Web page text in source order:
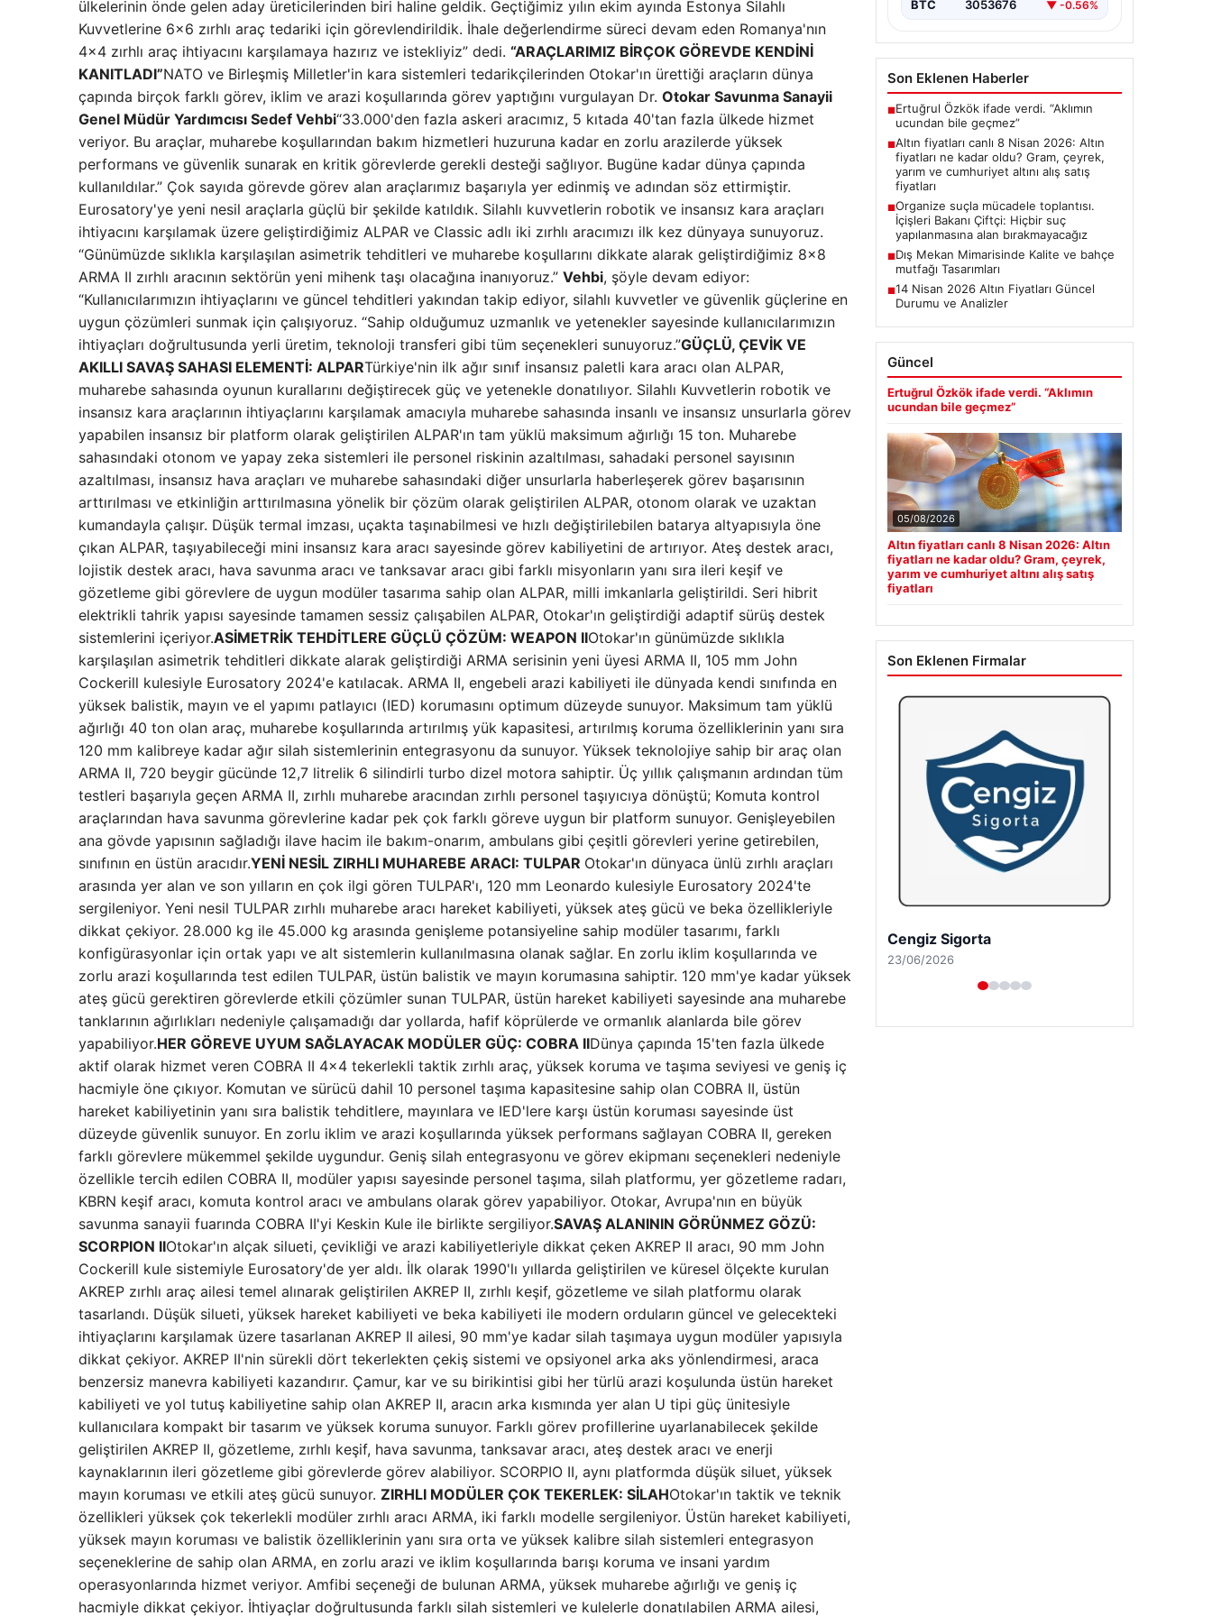
ülkelerinin önde gelen aday üreticilerinden biri haline geldik. Geçtiğimiz yılın ekim ayında Estonya Silahlı
Kuvvetlerine 6×6 zırhlı araç tedariki için görevlendirildik. İhale değerlendirme süreci devam eden Romanya'nın
4×4 zırhlı araç ihtiyacını karşılamaya hazırız ve istekliyiz” dedi. “ARAÇLARIMIZ BİRÇOK GÖREVDE KENDİNİ
KANITLADI”NATO ve Birleşmiş Milletler'in kara sistemleri tedarikçilerinden Otokar'ın ürettiği araçların dünya
çapında birçok farklı görev, iklim ve arazi koşullarında görev yaptığını vurgulayan Dr. Otokar Savunma Sanayii
Genel Müdür Yardımcısı Sedef Vehbi“33.000'den fazla askeri aracımız, 5 kıtada 40'tan fazla ülkede hizmet
veriyor. Bu araçlar, muharebe koşullarından bakım hizmetleri huzuruna kadar en zorlu arazilerde yüksek
performans ve güvenlik sunarak en kritik görevlerde gerekli desteği sağlıyor. Bugüne kadar dünya çapında
kullanıldılar.” Çok sayıda görevde görev alan araçlarımız başarıyla yer edinmiş ve adından söz ettirmiştir.
Eurosatory'ye yeni nesil araçlarla güçlü bir şekilde katıldık. Silahlı kuvvetlerin robotik ve insansız kara araçları
ihtiyacını karşılamak üzere geliştirdiğimiz ALPAR ve Classic adlı iki zırhlı aracımızı ilk kez dünyaya sunuyoruz.
“Günümüzde sıklıkla karşılaşılan asimetrik tehditleri ve muharebe koşullarını dikkate alarak geliştirdiğimiz 8×8
ARMA II zırhlı aracının sektörün yeni mihenk taşı olacağına inanıyoruz.” Vehbi, şöyle devam ediyor:
“Kullanıcılarımızın ihtiyaçlarını ve güncel tehditleri yakından takip ediyor, silahlı kuvvetler ve güvenlik güçlerine en
uygun çözümleri sunmak için çalışıyoruz. “Sahip olduğumuz uzmanlık ve yetenekler sayesinde kullanıcılarımızın
ihtiyaçları doğrultusunda yerli üretim, teknoloji transferi gibi tüm seçenekleri sunuyoruz.”GÜÇLÜ, ÇEVİK VE
AKILLI SAVAŞ SAHASI ELEMENTİ: ALPARTürkiye'nin ilk ağır sınıf insansız paletli kara aracı olan ALPAR,
muharebe sahasında oyunun kurallarını değiştirecek güç ve yetenekle donatılıyor. Silahlı Kuvvetlerin robotik ve
insansız kara araçlarının ihtiyaçlarını karşılamak amacıyla muharebe sahasında insanlı ve insansız unsurlarla görev
yapabilen insansız bir platform olarak geliştirilen ALPAR'ın tam yüklü maksimum ağırlığı 15 ton. Muharebe
sahasındaki otonom ve yapay zeka sistemleri ile personel riskinin azaltılması, sahadaki personel sayısının
azaltılması, insansız hava araçları ve muharebe sahasındaki diğer unsurlarla haberleşerek görev başarısının
arttırılması ve etkinliğin arttırılmasına yönelik bir çözüm olarak geliştirilen ALPAR, otonom olarak ve uzaktan
kumandayla çalışır. Düşük termal imzası, uçakta taşınabilmesi ve hızlı değiştirilebilen batarya altyapısıyla öne
çıkan ALPAR, taşıyabileceği mini insansız kara aracı sayesinde görev kabiliyetini de artırıyor. Ateş destek aracı,
lojistik destek aracı, hava savunma aracı ve tanksavar aracı gibi farklı misyonların yanı sıra ileri keşif ve
gözetleme gibi görevlere de uygun modüler tasarıma sahip olan ALPAR, milli imkanlarla geliştirildi. Seri hibrit
elektrikli tahrik yapısı sayesinde tamamen sessiz çalışabilen ALPAR, Otokar'ın geliştirdiği adaptif sürüş destek
sistemlerini içeriyor.ASİMETRİK TEHDİTLERE GÜÇLÜ ÇÖZÜM: WEAPON IIOtokar'ın günümüzde sıklıkla
karşılaşılan asimetrik tehditleri dikkate alarak geliştirdiği ARMA serisinin yeni üyesi ARMA II, 105 mm John
Cockerill kulesiyle Eurosatory 2024'e katılacak. ARMA II, engebeli arazi kabiliyeti ile dünyada kendi sınıfında en
yüksek balistik, mayın ve el yapımı patlayıcı (IED) korumasını optimum düzeyde sunuyor. Maksimum tam yüklü
ağırlığı 40 ton olan araç, muharebe koşullarında artırılmış yük kapasitesi, artırılmış koruma özelliklerinin yanı sıra
120 mm kalibreye kadar ağır silah sistemlerinin entegrasyonu da sunuyor. Yüksek teknolojiye sahip bir araç olan
ARMA II, 720 beygir gücünde 12,7 litrelik 6 silindirli turbo dizel motora sahiptir. Üç yıllık çalışmanın ardından tüm
testleri başarıyla geçen ARMA II, zırhlı muharebe aracından zırhlı personel taşıyıcıya dönüştü; Komuta kontrol
araçlarından hava savunma görevlerine kadar pek çok farklı göreve uygun bir platform sunuyor. Genişleyebilen
ana gövde yapısının sağladığı ilave hacim ile bakım-onarım, ambulans gibi çeşitli görevleri yerine getirebilen,
sınıfının en üstün aracıdır.YENİ NESİL ZIRHLI MUHAREBE ARACI: TULPAR Otokar'ın dünyaca ünlü zırhlı araçları
arasında yer alan ve son yılların en çok ilgi gören TULPAR'ı, 120 mm Leonardo kulesiyle Eurosatory 2024'te
sergileniyor. Yeni nesil TULPAR zırhlı muharebe aracı hareket kabiliyeti, yüksek ateş gücü ve beka özellikleriyle
dikkat çekiyor. 28.000 kg ile 45.000 kg arasında genişleme potansiyeline sahip modüler tasarımı, farklı
konfigürasyonlar için ortak yapı ve alt sistemlerin kullanılmasına olanak sağlar. En zorlu iklim koşullarında ve
zorlu arazi koşullarında test edilen TULPAR, üstün balistik ve mayın korumasına sahiptir. 120 mm'ye kadar yüksek
ateş gücü gerektiren görevlerde etkili çözümler sunan TULPAR, üstün hareket kabiliyeti sayesinde ana muharebe
tanklarının ağırlıkları nedeniyle çalışamadığı dar yollarda, hafif köprülerde ve ormanlık alanlarda bile görev
yapabiliyor.HER GÖREVE UYUM SAĞLAYACAK MODÜLER GÜÇ: COBRA IIDünya çapında 15'ten fazla ülkede
aktif olarak hizmet veren COBRA II 4×4 tekerlekli taktik zırhlı araç, yüksek koruma ve taşıma seviyesi ve geniş iç
hacmiyle öne çıkıyor. Komutan ve sürücü dahil 10 personel taşıma kapasitesine sahip olan COBRA II, üstün
hareket kabiliyetinin yanı sıra balistik tehditlere, mayınlara ve IED'lere karşı üstün koruması sayesinde üst
düzeyde güvenlik sunuyor. En zorlu iklim ve arazi koşullarında yüksek performans sağlayan COBRA II, gereken
farklı görevlere mükemmel şekilde uygundur. Geniş silah entegrasyonu ve görev ekipmanı seçenekleri nedeniyle
özellikle tercih edilen COBRA II, modüler yapısı sayesinde personel taşıma, silah platformu, yer gözetleme radarı,
KBRN keşif aracı, komuta kontrol aracı ve ambulans olarak görev yapabiliyor. Otokar, Avrupa'nın en büyük
savunma sanayii fuarında COBRA II'yi Keskin Kule ile birlikte sergiliyor.SAVAŞ ALANININ GÖRÜNMEZ GÖZÜ:
SCORPION IIOtokar'ın alçak silueti, çevikliği ve arazi kabiliyetleriyle dikkat çeken AKREP II aracı, 90 mm John
Cockerill kule sistemiyle Eurosatory'de yer aldı. İlk olarak 1990'lı yıllarda geliştirilen ve küresel ölçekte kurulan
AKREP zırhlı araç ailesi temel alınarak geliştirilen AKREP II, zırhlı keşif, gözetleme ve silah platformu olarak
tasarlandı. Düşük silueti, yüksek hareket kabiliyeti ve beka kabiliyeti ile modern orduların güncel ve gelecekteki
ihtiyaçlarını karşılamak üzere tasarlanan AKREP II ailesi, 90 mm'ye kadar silah taşımaya uygun modüler yapısıyla
dikkat çekiyor. AKREP II'nin sürekli dört tekerlekten çekiş sistemi ve opsiyonel arka aks yönlendirmesi, araca
benzersiz manevra kabiliyeti kazandırır. Çamur, kar ve su birikintisi gibi her türlü arazi koşulunda üstün hareket
kabiliyeti ve yol tutuş kabiliyetine sahip olan AKREP II, aracın arka kısmında yer alan U tipi güç ünitesiyle
kullanıcılara kompakt bir tasarım ve yüksek koruma sunuyor. Farklı görev profillerine uyarlanabilecek şekilde
geliştirilen AKREP II, gözetleme, zırhlı keşif, hava savunma, tanksavar aracı, ateş destek aracı ve enerji
kaynaklarının ileri gözetleme gibi görevlerde görev alabiliyor. SCORPIO II, aynı platformda düşük siluet, yüksek
mayın koruması ve etkili ateş gücü sunuyor. ZIRHLI MODÜLER ÇOK TEKERLEK: SİLAHOtokar'ın taktik ve teknik
özellikleri yüksek çok tekerlekli modüler zırhlı aracı ARMA, iki farklı modelle sergileniyor. Üstün hareket kabiliyeti,
yüksek mayın koruması ve balistik özelliklerinin yanı sıra orta ve yüksek kalibre silah sistemleri entegrasyon
seçeneklerine de sahip olan ARMA, en zorlu arazi ve iklim koşullarında barışı koruma ve insani yardım
operasyonlarında hizmet veriyor. Amfibi seçeneği de bulunan ARMA, yüksek muharebe ağırlığı ve geniş iç
hacmiyle dikkat çekiyor. İhtiyaçlar doğrultusunda farklı silah sistemleri ve kulelerle donatılabilen ARMA ailesi,
BTC 3053676 ▼ -0.56%
Son Eklenen Haberler
■Ertuğrul Özkök ifade verdi. “Aklımın
ucundan bile geçmez”
■Altın fiyatları canlı 8 Nisan 2026: Altın
fiyatları ne kadar oldu? Gram, çeyrek,
yarım ve cumhuriyet altını alış satış
fiyatları
■Organize suçla mücadele toplantısı.
İçişleri Bakanı Çiftçi: Hiçbir suç
yapılanmasına alan bırakmayacağız
■Dış Mekan Mimarisinde Kalite ve bahçe
mutfağı Tasarımları
■14 Nisan 2026 Altın Fiyatları Güncel
Durumu ve Analizler
Güncel
Ertuğrul Özkök ifade verdi. “Aklımın
ucundan bile geçmez”
05/08/2026
Altın fiyatları canlı 8 Nisan 2026: Altın
fiyatları ne kadar oldu? Gram, çeyrek,
yarım ve cumhuriyet altını alış satış
fiyatları
Son Eklenen Firmalar
Hastaş Beton
26/05/2026